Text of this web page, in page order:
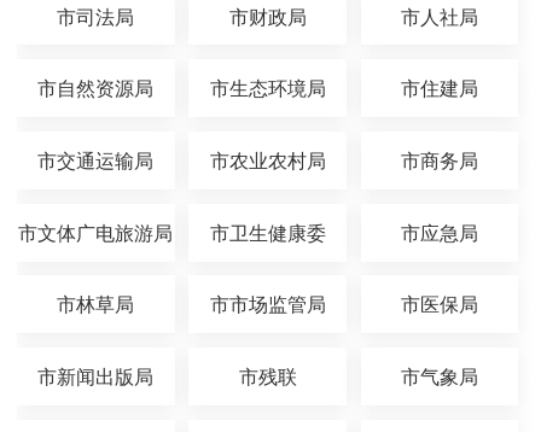
市司法局 市财政局 市人社局
市自然资源局 市生态环境局 市住建局
市交通运输局 市农业农村局 市商务局
市文体广电旅游局 市卫生健康委 市应急局
市林草局 市市场监管局 市医保局
市新闻出版局 市残联 市气象局